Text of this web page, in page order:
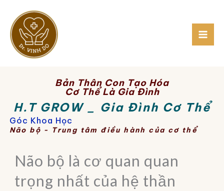
content
Bản Thân Con Tạo Hóa
Cơ Thể Là Gia Đình
H.T GROW _ Gia Đình Cơ Thể
Góc Khoa Học
Não bộ - Trung tâm điều hành của cơ thể
Não bộ là cơ quan quan
trọng nhất của hệ thần